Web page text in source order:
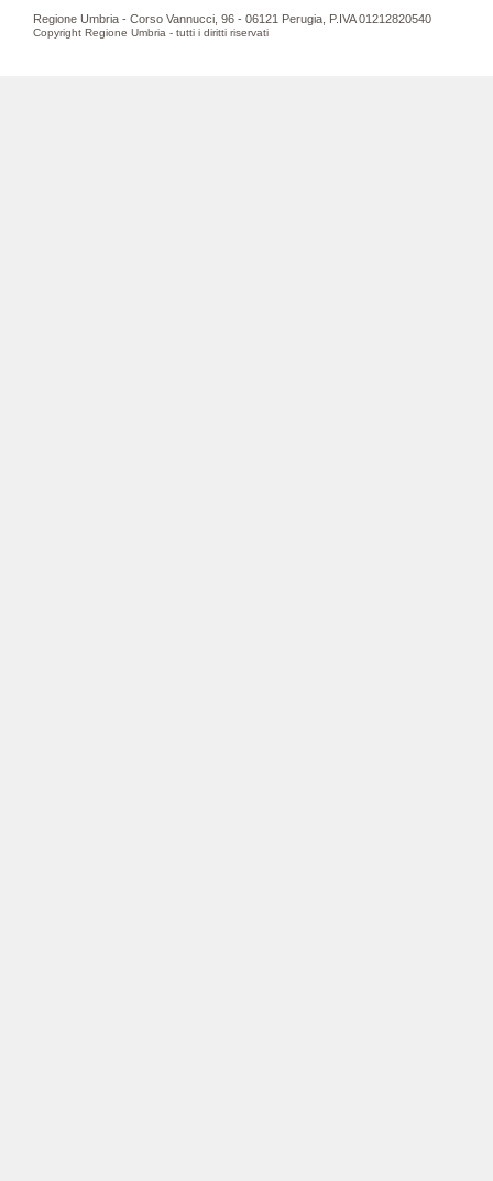
Regione Umbria - Corso Vannucci, 96 - 06121 Perugia, P.IVA 01212820540
Copyright Regione Umbria - tutti i diritti riservati